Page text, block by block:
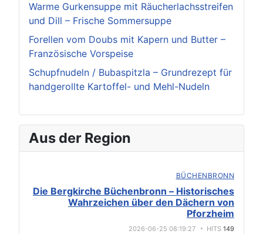
Warme Gurkensuppe mit Räucherlachsstreifen
und Dill – Frische Sommersuppe
Forellen vom Doubs mit Kapern und Butter –
Französische Vorspeise
Schupfnudeln / Bubaspitzla – Grundrezept für
handgerollte Kartoffel- und Mehl-Nudeln
Aus der Region
BÜCHENBRONN
Die Bergkirche Büchenbronn – Historisches
Wahrzeichen über den Dächern von
Pforzheim
2026-06-25 08:19:27 HITS 149